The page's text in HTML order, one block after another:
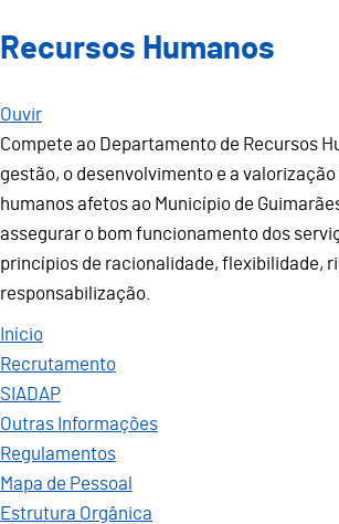
Recursos Humanos
Ouvir
Compete ao Departamento de Recursos
gestão, o desenvolvimento e a
humanos afetos ao Município de
assegurar o bom funcionamento dos
princípios de racionalidade, flexibilidade,
responsabilização.
Início
Recrutamento
SIADAP
Outras Informações
Regulamentos
Mapa de Pessoal
Estrutura Orgânica